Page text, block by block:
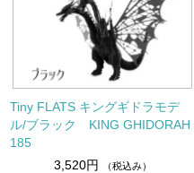
Tiny FLATS キングギドラモデ
ル/ブラック KING GHIDORAH
185
3,520円
（税込み）